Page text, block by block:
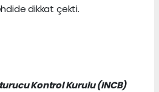
dikkat çekti.
Kontrol Kurulu (INCB)